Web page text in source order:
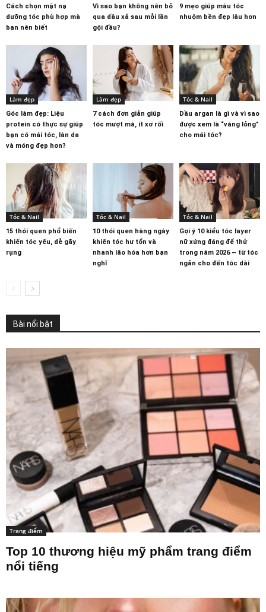
Cách chọn mặt nạ
dưỡng tóc phù hợp mà
bạn nên biết
Vì sao bạn không nên bỏ
qua dầu xả sau mỗi lần
gội đầu?
9 mẹo giúp màu tóc
nhuộm bền đẹp lâu hơn
Làm đẹp
Góc làm đẹp: Liệu
protein có thực sự giúp
bạn có mái tóc, làn da
và móng đẹp hơn?
Làm đẹp
7 cách đơn giản giúp
tóc mượt mà, ít xơ rối
Tóc & Nail
Dầu argan là gì và vì sao
được xem là “vàng lỏng”
cho mái tóc?
Tóc & Nail
15 thói quen phổ biến
khiến tóc yếu, dễ gãy
rụng
Tóc & Nail
10 thói quen hàng ngày
khiến tóc hư tổn và
nhanh lão hóa hơn bạn
nghĩ
Tóc & Nail
Gợi ý 10 kiểu tóc layer
nữ xứng đáng để thử
trong năm 2026 – từ tóc
ngắn cho đến tóc dài
Bài nổi bật
Trang điểm
Top 10 thương hiệu mỹ phẩm trang điểm
nổi tiếng